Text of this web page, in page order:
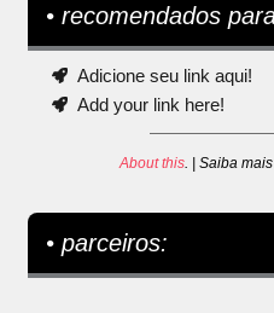
• recomendados
Adicione seu link aqui!
Add your link here!
About this. | Saiba
• parceiros: